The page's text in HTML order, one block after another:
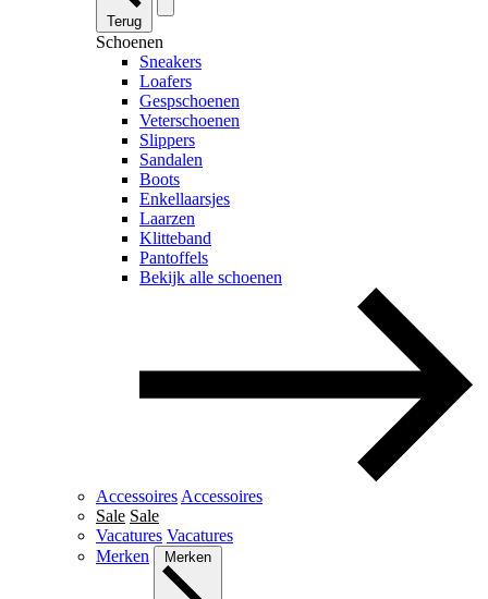
Terug
Schoenen
Sneakers
Loafers
Gespschoenen
Veterschoenen
Slippers
Sandalen
Boots
Enkellaarsjes
Laarzen
Klitteband
Pantoffels
Bekijk alle schoenen
Accessoires Accessoires
Sale Sale
Vacatures Vacatures
Merken
Merken